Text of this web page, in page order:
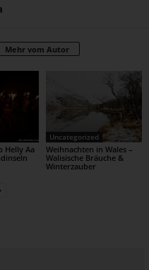
Mehr vom Autor
Helly Aa
Uncategorized
Weihnachten in Wales –
Walisische Bräuche &
Winterzauber